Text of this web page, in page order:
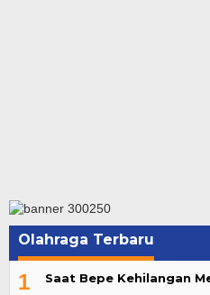
Olahraga Terbaru
1 Saat Bepe Kehilangan